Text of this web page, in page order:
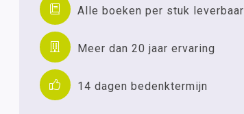
Alle boeken per stuk leverbaar
Meer dan 20 jaar ervaring
14 dagen bedenktermijn